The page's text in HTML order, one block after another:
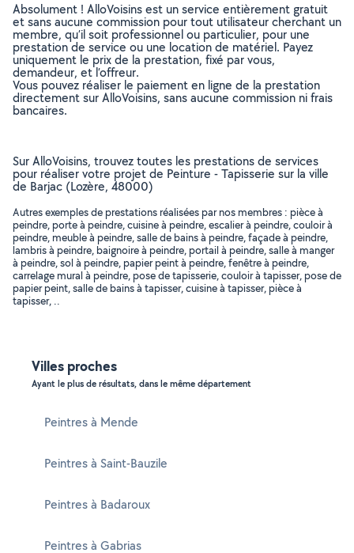
Absolument ! AlloVoisins est un service entièrement gratuit
et sans aucune commission pour tout utilisateur cherchant un
membre, qu’il soit professionnel ou particulier, pour une
prestation de service ou une location de matériel. Payez
uniquement le prix de la prestation, fixé par vous,
demandeur, et l’offreur.
Vous pouvez réaliser le paiement en ligne de la prestation
directement sur AlloVoisins, sans aucune commission ni frais
bancaires.
Sur AlloVoisins, trouvez toutes les prestations de services
pour réaliser votre projet de Peinture - Tapisserie sur la ville
de Barjac (Lozère, 48000)
Autres exemples de prestations réalisées par nos membres : pièce à
peindre, porte à peindre, cuisine à peindre, escalier à peindre, couloir à
peindre, meuble à peindre, salle de bains à peindre, façade à peindre,
lambris à peindre, baignoire à peindre, portail à peindre, salle à manger
à peindre, sol à peindre, papier peint à peindre, fenêtre à peindre,
carrelage mural à peindre, pose de tapisserie, couloir à tapisser, pose de
papier peint, salle de bains à tapisser, cuisine à tapisser, pièce à
tapisser, ..
Villes proches
Ayant le plus de résultats, dans le même département
Peintres à Mende
Peintres à Saint-Bauzile
Peintres à Badaroux
Peintres à Gabrias